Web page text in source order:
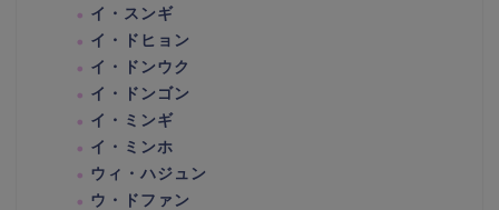
イ・スンギ
イ・ドヒョン
イ・ドンウク
イ・ドンゴン
イ・ミンギ
イ・ミンホ
ウィ・ハジュン
ウ・ドファン